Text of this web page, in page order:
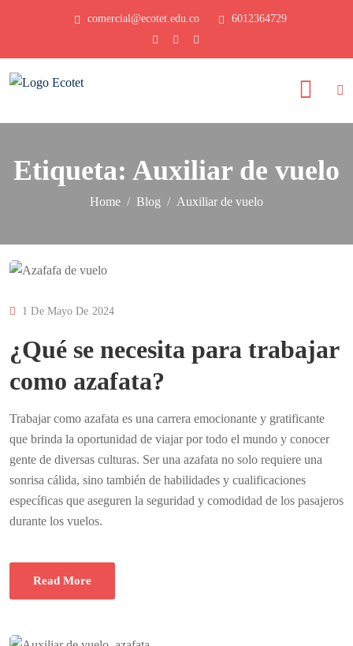
comercial@ecotet.edu.co 6012364729
Etiqueta: Auxiliar de vuelo
Home Blog Auxiliar de vuelo
1 De Mayo De 2024
¿Qué se necesita para trabajar
como azafata?
Trabajar como azafata es una carrera emocionante y gratificante
que brinda la oportunidad de viajar por todo el mundo y conocer
gente de diversas culturas. Ser una azafata no solo requiere una
sonrisa cálida, sino también de habilidades y cualificaciones
específicas que aseguren la seguridad y comodidad de los pasajeros
durante los vuelos.
Read More